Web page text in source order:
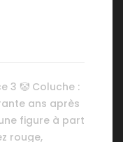
3 🤡 Coluche :
ans après
figure à part
rouge,